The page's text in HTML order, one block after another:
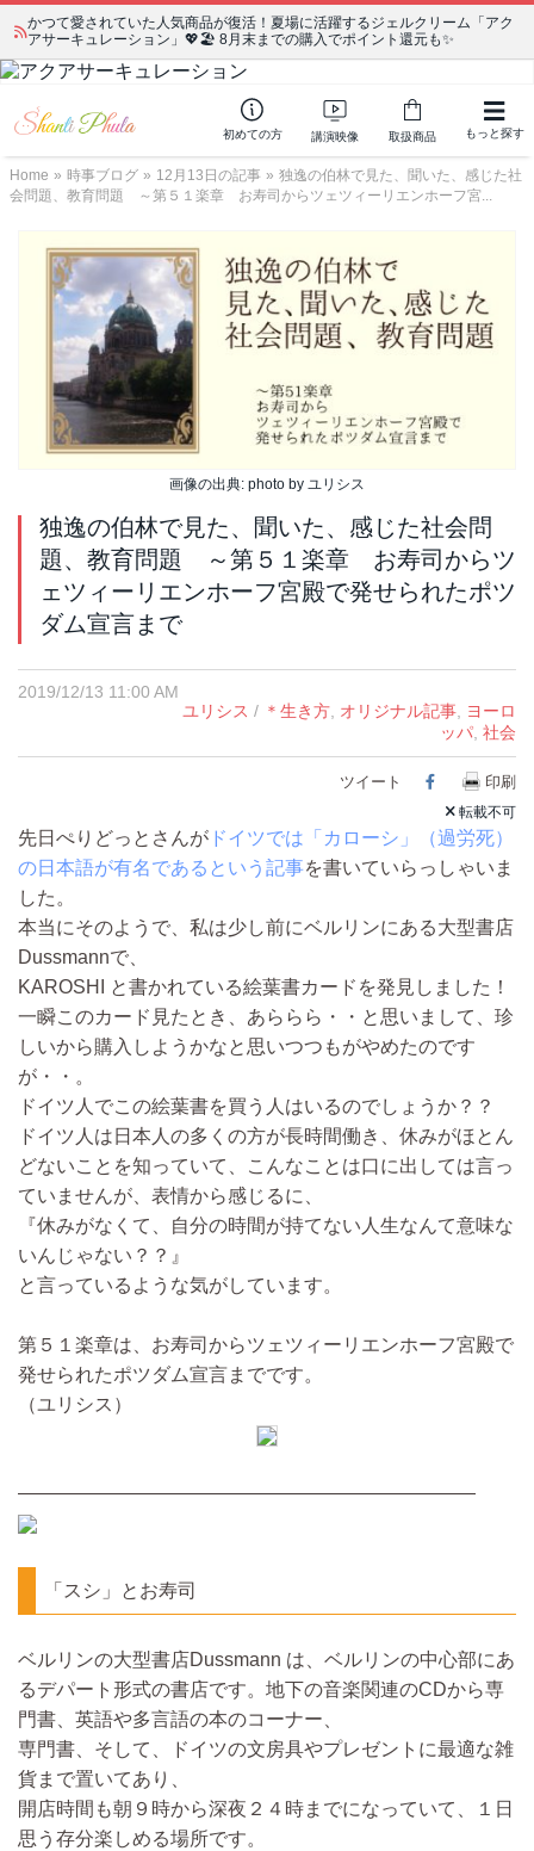
宗教学講座 中級コース 第139回 明治以降の日本の闇３ 〜日本の黒幕た
ちの出自／在日が入り込むヤクザ／朝鮮進駐軍から始まったパチンコ利権
初めての方 講演映像 取扱商品 もっと探す
Home » 時事ブログ » 12月13日の記事 » 独逸の伯林で見た、聞いた、感じた社
会問題、教育問題 ～第５１楽章 お寿司からツェツィーリエンホーフ宮...
画像の出典: photo by ユリシス
独逸の伯林で見た、聞いた、感じた社会問
題、教育問題 ～第５１楽章 お寿司からツ
ェツィーリエンホーフ宮殿で発せられたポツ
ダム宣言まで
2019/12/13 11:00 AM
ユリシス / ＊生き方, オリジナル記事, ヨーロ
ッパ, 社会
ツイート Facebook
印刷
転載不可
先日ぺりどっとさんが ドイツでは「カローシ」（過労死）
の日本語が有名であるという記事を書いていらっしゃいま
した。
本当にそのようで、私は少し前にベルリンにある大型書店
Dussmannで、
KAROSHI と書かれている絵葉書カードを発見しました！
一瞬このカード見たとき、あららら・・と思いまして、珍
しいから購入しようかなと思いつつもがやめたのです
が・・。
ドイツ人でこの絵葉書を買う人はいるのでしょうか？？
ドイツ人は日本人の多くの方が長時間働き、休みがほとん
どないことを知っていて、こんなことは口に出しては言っ
ていませんが、表情から感じるに、
『休みがなくて、自分の時間が持てない人生なんて意味な
いんじゃない？？』
と言っているような気がしています。
第５１楽章は、お寿司からツェツィーリエンホーフ宮殿で
発せられたポツダム宣言までです。
（ユリシス）
————————————————————————
「スシ」とお寿司
ベルリンの大型書店Dussmann は、ベルリンの中心部にあ
るデパート形式の書店です。地下の音楽関連のCDから専
門書、英語や多言語の本のコーナー、
専門書、そして、ドイツの文房具やプレゼントに最適な雑
貨まで置いてあり、
開店時間も朝９時から深夜２４時までになっていて、１日
思う存分楽しめる場所です。